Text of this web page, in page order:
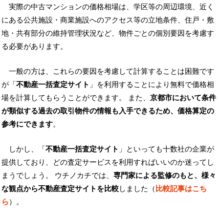
実際の中古マンションの価格相場は、学区等の周辺環境、近く
にある公共施設・商業施設へのアクセス等の立地条件、住戸・敷
地・共有部分の維持管理状況など、物件ごとの個別要因を考慮す
る必要があります。
一般の方は、これらの要因を考慮して計算することは困難です
が「不動産一括査定サイト 」を利用することにより無料で価格相
場を計算してもらうことができます。 また、 京都市において条件
が類似する過去の取引物件の情報も入手できるため、価格算定の
参考にできます。
しかし、「不動産一括査定サイト 」といっても十数社の企業が
提供しており、どの査定サービスを利用すればいいのか迷ってし
まうでしょう。 ウチノカチでは、 専門家による監修のもと、様々
な観点から不動産査定サイトを比較しました（比較記事はこち
ら）。